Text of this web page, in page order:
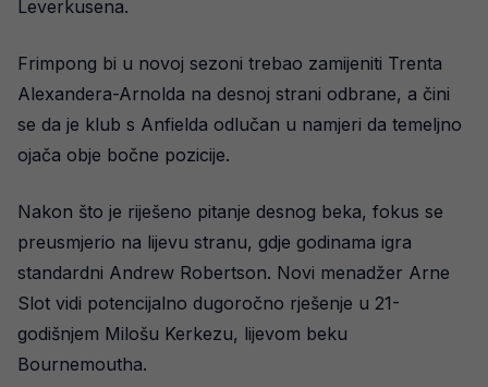
Leverkusena.
Frimpong bi u novoj sezoni trebao zamijeniti Trenta
Alexandera-Arnolda na desnoj strani odbrane, a čini
se da je klub s Anfielda odlučan u namjeri da temeljno
ojača obje bočne pozicije.
Nakon što je riješeno pitanje desnog beka, fokus se
preusmjerio na lijevu stranu, gdje godinama igra
standardni Andrew Robertson. Novi menadžer Arne
Slot vidi potencijalno dugoročno rješenje u 21-
godišnjem Milošu Kerkezu, lijevom beku
Bournemoutha.